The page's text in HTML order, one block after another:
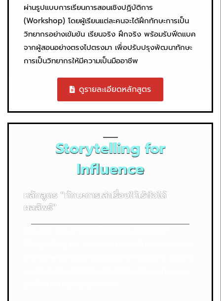
ผ่านรูปแบบการเรียนการสอนเชิงปฏิบัติการ
(Workshop) โดยผู้เรียนแต่ละคนจะได้ฝึกทักษะการเป็น
วิทยากรอย่างเข้มข้น เรียนจริง ฝึกจริง พร้อมรับฟีดแบค
จากผู้สอนอย่างตรงไปตรงมา เพื่อปรับปรุงพัฒนาทักษะ
การเป็นวิทยากรให้มีความเป็นมืออาชีพ
ดูรายละเอียดหลักสูตร
Storytelling for
Influence
หลักสูตร “ทักษะการเล่าเรื่องให้เร้าใจได้
ผลลัพธ์”